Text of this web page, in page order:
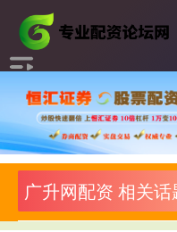
广升网配资 相关话